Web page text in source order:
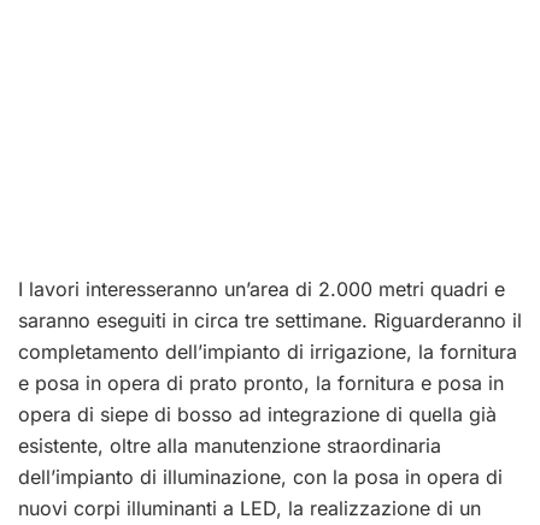
I lavori interesseranno un’area di 2.000 metri quadri e
saranno eseguiti in circa tre settimane. Riguarderanno il
completamento dell’impianto di irrigazione, la fornitura
e posa in opera di prato pronto, la fornitura e posa in
opera di siepe di bosso ad integrazione di quella già
esistente, oltre alla manutenzione straordinaria
dell’impianto di illuminazione, con la posa in opera di
nuovi corpi illuminanti a LED, la realizzazione di un